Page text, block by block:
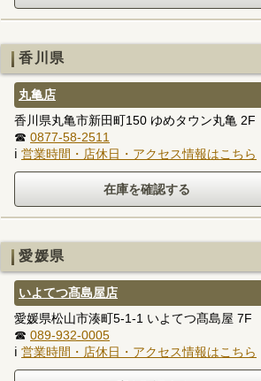
香川県
丸亀店
香川県丸亀市新田町150 ゆめタウン丸亀 2F
☎ 0877-58-2511
ℹ 営業時間・店休日・アクセス情報はこちら
愛媛県
いよてつ髙島屋店
愛媛県松山市湊町5-1-1 いよてつ髙島屋 7F
☎ 089-932-0005
ℹ 営業時間・店休日・アクセス情報はこちら